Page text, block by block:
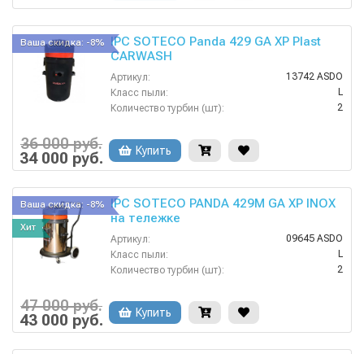
Ваша скидка: -8%
IPC SOTECO Panda 429 GA XP Plast
CARWASH
Артикул:
13742 ASDO
Класс пыли:
L
Количество турбин (шт):
2
HEPA фильтр в комплекте:
Возможность подключения электрощетки:
36 000 руб.
34 000 руб. Купить
Ваша скидка: -8%
Хит
IPC SOTECO PANDA 429M GA XP INOX
на тележке
Артикул:
09645 ASDO
Класс пыли:
L
Количество турбин (шт):
2
HEPA фильтр в комплекте:
Возможность подключения электрощетки:
47 000 руб.
43 000 руб. Купить